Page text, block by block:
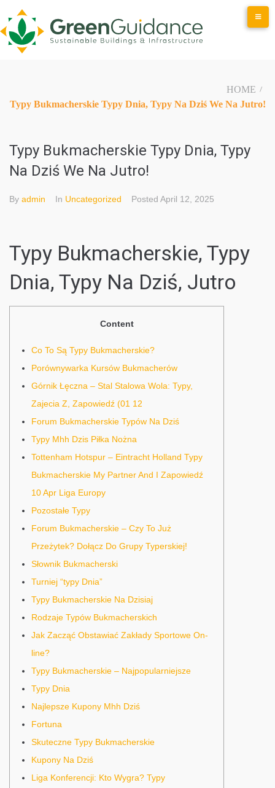
to
content
HOME /
Typy Bukmacherskie Typy Dnia, Typy Na Dziś We Na Jutro!
Typy Bukmacherskie Typy Dnia, Typy
Na Dziś We Na Jutro!
By admin In Uncategorized Posted April 12, 2025
Typy Bukmacherskie, Typy
Dnia, Typy Na Dziś, Jutro
Content
Co To Są Typy Bukmacherskie?
Porównywarka Kursów Bukmacherów
Górnik Łęczna – Stal Stalowa Wola: Typy,
Zajecia Z, Zapowiedź (01 12
Forum Bukmacherskie Typów Na Dziś
Typy Mhh Dzis Piłka Nożna
Tottenham Hotspur – Eintracht Holland Typy
Bukmacherskie My Partner And I Zapowiedź
10 Apr Liga Europy
Pozostałe Typy
Forum Bukmacherskie – Czy To Już
Przeżytek? Dołącz Do Grupy Typerskiej!
Słownik Bukmacherski
Turniej “typy Dnia”
Typy Bukmacherskie Na Dzisiaj
Rodzaje Typów Bukmacherskich
Jak Zacząć Obstawiać Zakłady Sportowe On-
line?
Typy Bukmacherskie – Najpopularniejsze
Typy Dnia
Najlepsze Kupony Mhh Dziś
Fortuna
Skuteczne Typy Bukmacherskie
Kupony Na Dziś
Liga Konferencji: Kto Wygra? Typy